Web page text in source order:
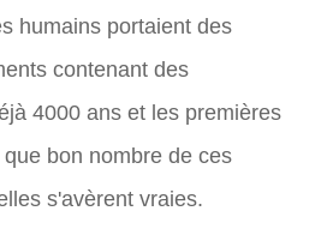
humains portaient des
contenant des
4000 ans et les premières
bon nombre de ces
s'avèrent vraies.